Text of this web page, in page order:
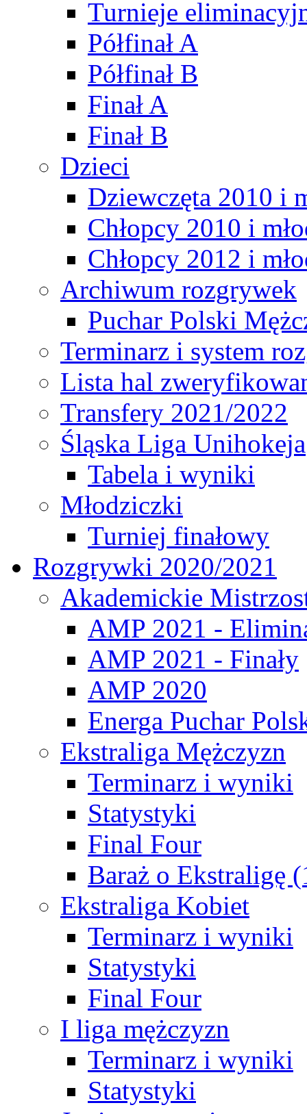
Turnieje
Półfinał A
Półfinał B
Finał A
Finał B
Dzieci
Dziewczęta 2010 i
Chłopcy 2010 i
Chłopcy 2012 i
Archiwum rozgrywek
Puchar Polski
Terminarz i system
Lista hal
Transfery 2021/2022
Śląska Liga Unihokeja
Tabela i wyniki
Młodziczki
Turniej finałowy
Rozgrywki 2020/2021
Akademickie
AMP 2021 -
AMP 2021 - Finały
AMP 2020
Energa Puchar
Ekstraliga Mężczyzn
Terminarz i wyniki
Statystyki
Final Four
Baraż o Ekstraligę
Ekstraliga Kobiet
Terminarz i wyniki
Statystyki
Final Four
I liga mężczyzn
Terminarz i wyniki
Statystyki